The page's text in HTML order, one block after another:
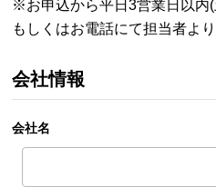
※お申込から平日3営業日以内
もしくはお電話にて担当者よ
会社情報
会社名